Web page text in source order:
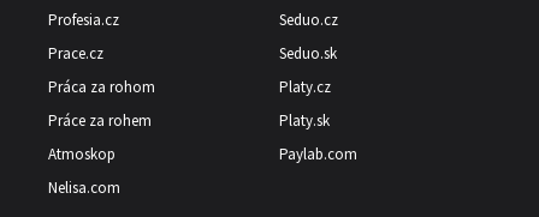
Profesia.cz
Prace.cz
Práca za rohom
Práce za rohem
Atmoskop
Nelisa.com
Seduo.cz
Seduo.sk
Platy.cz
Platy.sk
Paylab.com